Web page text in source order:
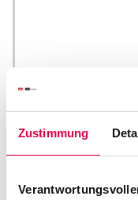
Zustimmung